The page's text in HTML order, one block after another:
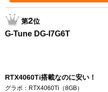
第2位
G-Tune DG-I7G6T
RTX4060Ti搭載なのに安い！
グラボ：RTX4060Ti（8GB）